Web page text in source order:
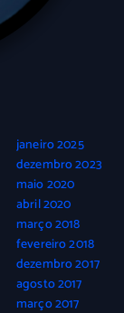
janeiro 2025
dezembro 2023
maio 2020
abril 2020
março 2018
fevereiro 2018
dezembro 2017
agosto 2017
março 2017